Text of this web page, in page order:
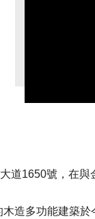
道1650號，在與
造多功能建築